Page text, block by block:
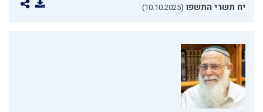
יח תשרי התשפו (10.10.2025)